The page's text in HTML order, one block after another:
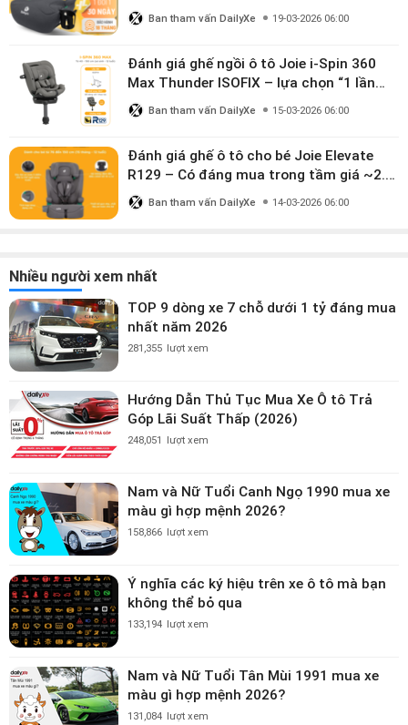
mua?
Ban tham vấn DailyXe 19-03-2026 06:00
Đánh giá ghế ngồi ô tô Joie i-Spin 360
Max Thunder ISOFIX – lựa chọn “1 lần
dùng đến 12 năm” có đáng giá gần 9
triệu?
Ban tham vấn DailyXe 15-03-2026 06:00
Đánh giá ghế ô tô cho bé Joie Elevate
R129 – Có đáng mua trong tầm giá ~2.8
triệu?
Ban tham vấn DailyXe 14-03-2026 06:00
Nhiều người xem nhất
TOP 9 dòng xe 7 chỗ dưới 1 tỷ đáng mua
nhất năm 2026
281,355 lượt xem
Hướng Dẫn Thủ Tục Mua Xe Ô tô Trả
Góp Lãi Suất Thấp (2026)
248,051 lượt xem
Nam và Nữ Tuổi Canh Ngọ 1990 mua xe
màu gì hợp mệnh 2026?
158,866 lượt xem
Ý nghĩa các ký hiệu trên xe ô tô mà bạn
không thể bỏ qua
133,194 lượt xem
Nam và Nữ Tuổi Tân Mùi 1991 mua xe
màu gì hợp mệnh 2026?
131,084 lượt xem